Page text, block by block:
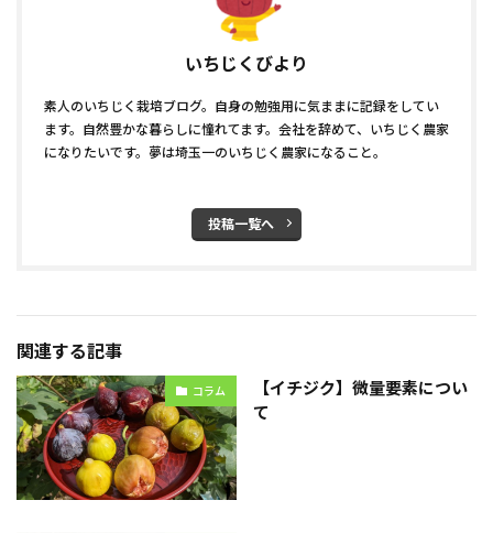
いちじくびより
素人のいちじく栽培ブログ。自身の勉強用に気ままに記録をしてい
ます。自然豊かな暮らしに憧れてます。会社を辞めて、いちじく農家
になりたいです。夢は埼玉一のいちじく農家になること。
投稿一覧へ
関連する記事
コラム
【イチジク】微量要素につい
て